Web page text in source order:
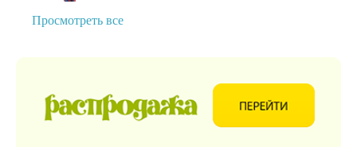
Просмотреть все